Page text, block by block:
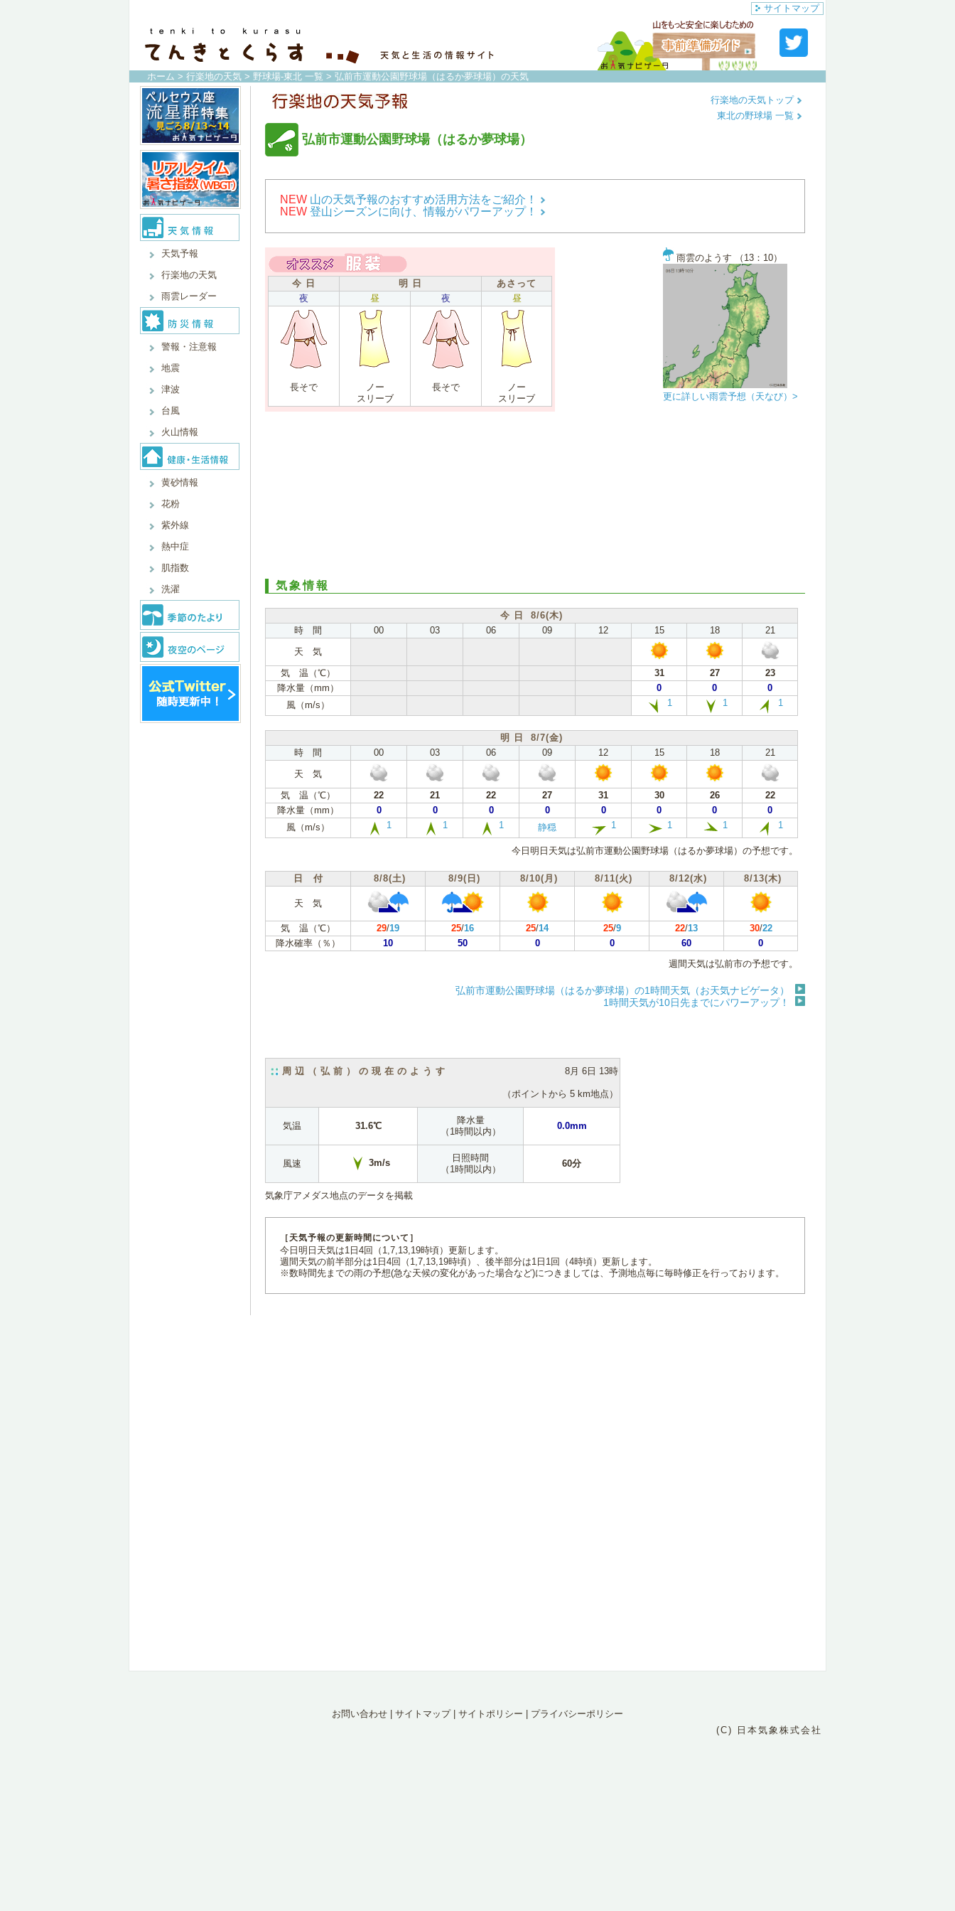
サイトマップ
ホーム > 行楽地の天気 > 野球場-東北 一覧 > 弘前市運動公園野球場（はるか夢球場）の天気
天気予報
行楽地の天気
雨雲レーダー
警報・注意報
地震
津波
台風
火山情報
黄砂情報
花粉
紫外線
熱中症
肌指数
洗濯
弘前市運動公園野球場（はるか夢球場）
行楽地の天気トップ
東北の野球場 一覧
NEW 山の天気予報のおすすめ活用方法をご紹介！
NEW 登山シーズンに向け、情報がパワーアップ！
今 日 明 日
あさって
夜
昼 夜 昼
長そで
ノー
スリーブ
長そで
ノー
スリーブ
雨雲のようす （13：10）
更に詳しい雨雲予想（天なび）>
気象情報
今 日 8/6(木)
時 間
00 03 06 09 12 15 18
21
天 気
気 温（℃）
31 27
23
降水量（mm）
0 0
0
風（m/s）
1 1 1
明 日 8/7(金)
時 間
00 03 06 09 12 15 18
21
天 気
気 温（℃）
22 21 22 27 31 30 26
22
降水量（mm）
0 0 0 0 0 0 0
0
風（m/s）
1 1 1 静穏 1 1 1 1
今日明日天気は弘前市運動公園野球場（はるか夢球場）の予想です。
日 付 8/8(土) 8/9(日) 8/10(月) 8/11(火) 8/12(水) 8/13(木)
天 気
気 温（℃） 29/19 25/16 25/14 25/9 22/13 30/22
降水確率（％）
10 50 0 0 60
0
週間天気は弘前市の予想です。
弘前市運動公園野球場（はるか夢球場）の1時間天気（お天気ナビゲータ）
1時間天気が10日先までにパワーアップ！
周辺（弘前）の現在のようす 8月 6日 13時
（ポイントから 5 km地点）
気温 31.6℃
降水量
（1時間以内）
0.0mm
風速 3m/s
日照時間
（1時間以内）
60分
気象庁アメダス地点のデータを掲載
［天気予報の更新時間について］
今日明日天気は1日4回（1,7,13,19時頃）更新します。
週間天気の前半部分は1日4回（1,7,13,19時頃）、後半部分は1日1回（4時頃）更新します。
※数時間先までの雨の予想(急な天候の変化があった場合など)につきましては、予測地点毎に毎時修正を行っております。
お問い合わせ サイトマップ| サイトポリシー
プライバシーポリシー
(C) 日本気象株式会社